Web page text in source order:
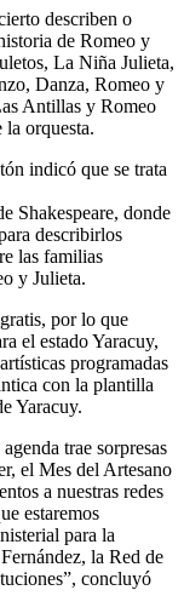
describen o
de Romeo y
La Niña Julieta,
Danza, Romeo y
Antillas y Romeo
la orquesta.
indicó que se trata
Shakespeare, donde
describirlos
las familias
y Julieta.
por lo que
el estado Yaracuy,
programadas
con la plantilla
Yaracuy.
trae sorpresas
el Mes del Artesano
a nuestras redes
estaremos
para la
la Red de
concluyó